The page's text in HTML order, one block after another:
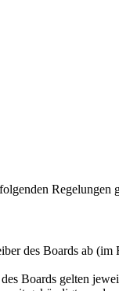
Regelungen
des Boards ab (im
Boards gelten